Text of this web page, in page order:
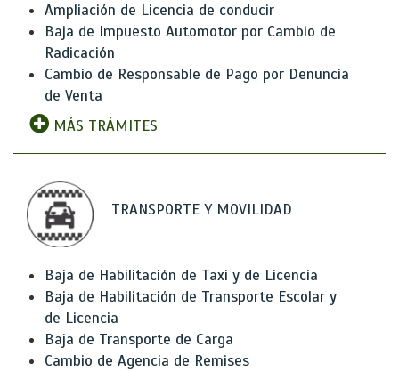
Ampliación de Licencia de conducir
Baja de Impuesto Automotor por Cambio de
Radicación
Cambio de Responsable de Pago por Denuncia
de Venta
MÁS TRÁMITES
TRANSPORTE Y MOVILIDAD
Baja de Habilitación de Taxi y de Licencia
Baja de Habilitación de Transporte Escolar y
de Licencia
Baja de Transporte de Carga
Cambio de Agencia de Remises